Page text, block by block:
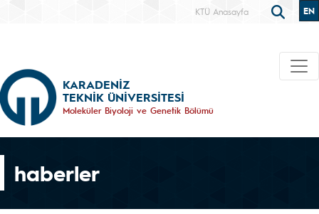
KTÜ Anasayfa EN
KARADENİZ
TEKNİK ÜNİVERSİTESİ
Moleküler Biyoloji ve Genetik Bölümü
haberler